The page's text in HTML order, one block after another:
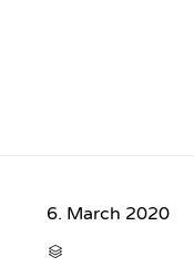
6. March 2020
